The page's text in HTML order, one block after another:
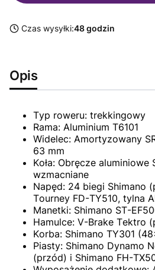
Czas wysyłki:48 godzin
Opis
Typ roweru: trekkingowy
Rama: Aluminium T6101
Widelec: Amortyzowany
63 mm
Koła: Obręcze
wzmacniane
Napęd: 24 biegi Shimano
Tourney FD-TY510, tylna
Manetki: Shimano ST-
Hamulce: V-Brake Tektro
Korba: Shimano TY301
Piasty: Shimano Dynamo
(przód) i Shimano FH-